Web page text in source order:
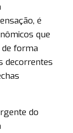
é
que
de forma
decorrentes
do